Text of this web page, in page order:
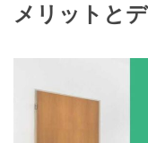
メリットと